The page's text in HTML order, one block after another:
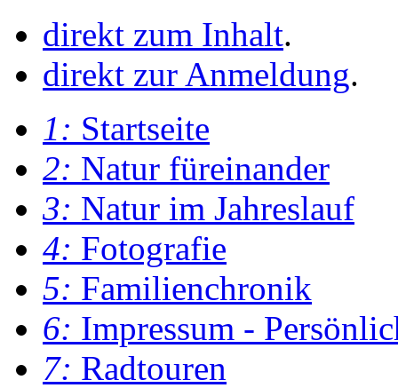
direkt zum Inhalt.
direkt zur Anmeldung.
1: Startseite
2: Natur füreinander
3: Natur im Jahreslauf
4: Fotografie
5: Familienchronik
6: Impressum -
7: Radtouren